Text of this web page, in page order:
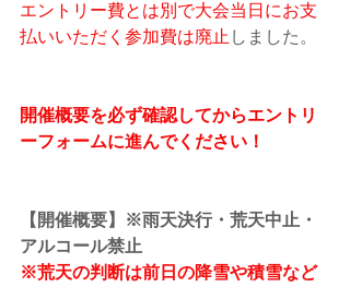
エントリー費とは別で大会当日にお支
払いいただく参加費は廃止しました。
開催概要を必ず確認してからエントリ
ーフォームに進んでください！
【開催概要】※雨天決行・荒天中止・
アルコール禁止
※荒天の判断は前日の降雪や積雪など